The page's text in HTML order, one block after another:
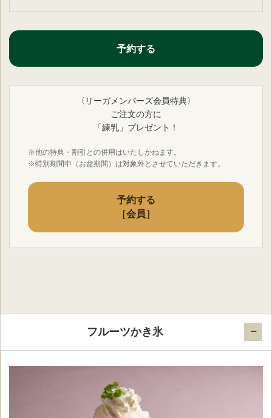
予約する
〈リーガメンバーズ会員特典〉
ご注文の方に
「練乳」プレゼント！
※他の特典・割引との併用はいたしかねます。
※特別期間中（お盆期間）は対象外とさせていただきます。
予約する
［会員］
フルーツかき氷